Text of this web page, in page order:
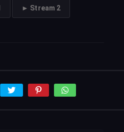
► Stream 2